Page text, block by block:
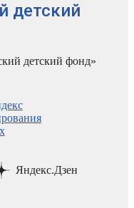
детский
детский фонд»
Яндекс.Дзен